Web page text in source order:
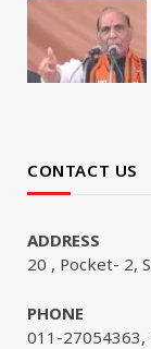
CONTACT US
ADDRESS
20 , Pocket- 2,
PHONE
011-27054363,